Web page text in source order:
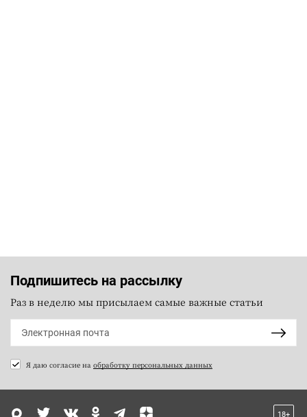
Подпишитесь на рассылку
Раз в неделю мы присылаем самые важные статьи
Я даю согласие на обработку персональных данных
18+